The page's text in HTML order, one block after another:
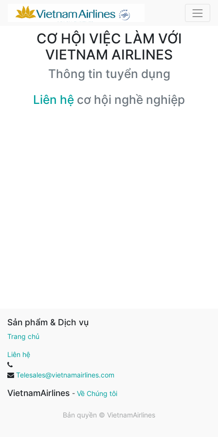
CƠ HỘI VIỆC LÀM VỚI
VIETNAM AIRLINES
Thông tin tuyển dụng
Liên hệ cơ hội nghề nghiệp
Sản phẩm & Dịch vụ
Trang chủ
Liên hệ
Telesales@vietnamairlines.com
VietnamAirlines - Về Chúng tôi
Bản quyền © VietnamAirlines